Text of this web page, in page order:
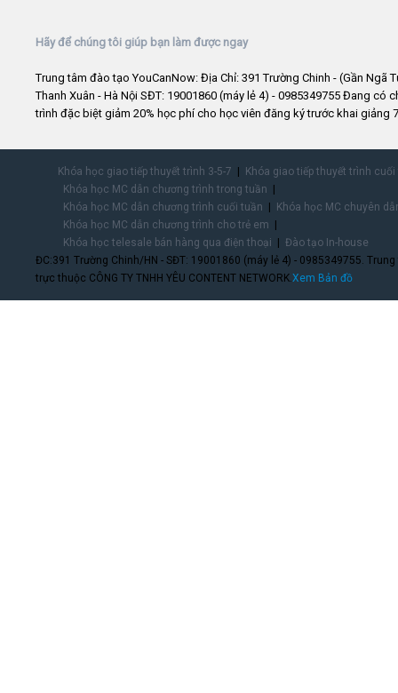
Hãy để chúng tôi giúp bạn làm được ngay
Trung tâm đào tạo YouCanNow: Địa Chỉ: 391 Trường Chinh - (Gần Ngã
Thanh Xuân - Hà Nội SĐT: 19001860 (máy lẻ 4) - 0985349755 Đang có
trình đặc biệt giảm 20% học phí cho học viên đăng ký trước khai giảng
Khóa học giao tiếp thuyết trình 3-5-7
Khóa giao tiếp thuyết trình
Khóa học MC dẫn chương trình trong tuần
Khóa học MC dẫn chương trình cuối tuần
Khóa học MC chuyên
Khóa học MC dẫn chương trình cho trẻ em
Khóa học telesale bán hàng qua điện thoại
Đào tạo In-house
ĐC:391 Trường Chinh/HN - SĐT: 19001860 (máy lẻ 4) - 0985349755.
trực thuộc CÔNG TY TNHH YÊU CONTENT NETWORK.Xem Bản đồ